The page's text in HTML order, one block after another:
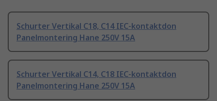
Schurter Vertikal C18, C14 IEC-kontaktdon
Panelmontering Hane 250V 15A
Schurter Vertikal C14, C18 IEC-kontaktdon
Panelmontering Hane 250V 15A